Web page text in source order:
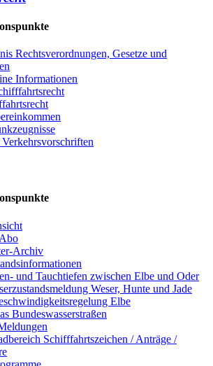
Rechtsverordnungen, Gesetze und
Informationen
Verkehrsvorschriften
Archiv
und Tauchtiefen zwischen Elbe und Oder
Weser, Hunte und Jade
Elbe
Bundeswasserstraßen
Schifffahrtszeichen / Anträge /